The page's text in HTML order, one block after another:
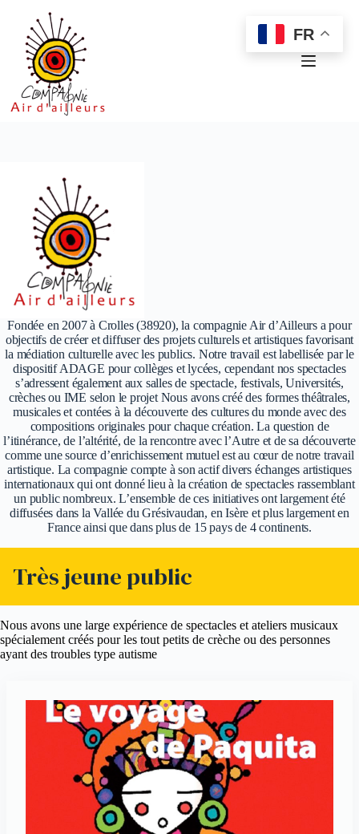
contenu
Fondée en 2007 à Crolles (38920), la compagnie Air d’Ailleurs a pour
objectifs de créer et diffuser des projets culturels et artistiques favorisant
la médiation culturelle avec les publics. Notre travail est labellisée par le
dispositif ADAGE pour collèges et lycées, cependant nos spectacles
s’adressent également aux salles de spectacle, festivals, Universités,
crèches ou IME selon le projet Nous avons créé des formes théâtrales,
musicales et contées à la découverte des cultures du monde avec des
compositions originales pour chaque création. La question de
l’itinérance, de l’altérité, de la rencontre avec l’Autre et de sa découverte
comme une source d’enrichissement mutuel est au cœur de notre travail
artistique. La compagnie compte à son actif divers échanges artistiques
internationaux qui ont donné lieu à la création de spectacles rassemblant
un public nombreux. L’ensemble de ces initiatives ont largement été
diffusées dans la Vallée du Grésivaudan, en Isère et plus largement en
France ainsi que dans plus de 15 pays de 4 continents.
Très jeune public
Nous avons une large expérience de spectacles et ateliers musicaux
spécialement créés pour les tout petits de crèche ou des personnes
ayant des troubles type autisme
FR